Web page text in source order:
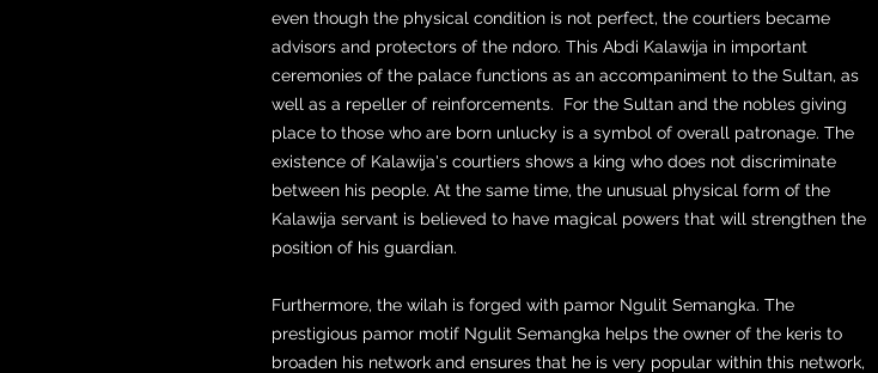
even though the physical condition is not perfect, the courtiers became
advisors and protectors of the ndoro. This Abdi Kalawija in important
ceremonies of the palace functions as an accompaniment to the Sultan, as
well as a repeller of reinforcements. For the Sultan and the nobles giving
place to those who are born unlucky is a symbol of overall patronage. The
existence of Kalawija's courtiers shows a king who does not discriminate
between his people. At the same time, the unusual physical form of the
Kalawija servant is believed to have magical powers that will strengthen the
position of his guardian.
Furthermore, the wilah is forged with pamor Ngulit Semangka. The
prestigious pamor motif Ngulit Semangka helps the owner of the keris to
broaden his network and ensures that he is very popular within this network,